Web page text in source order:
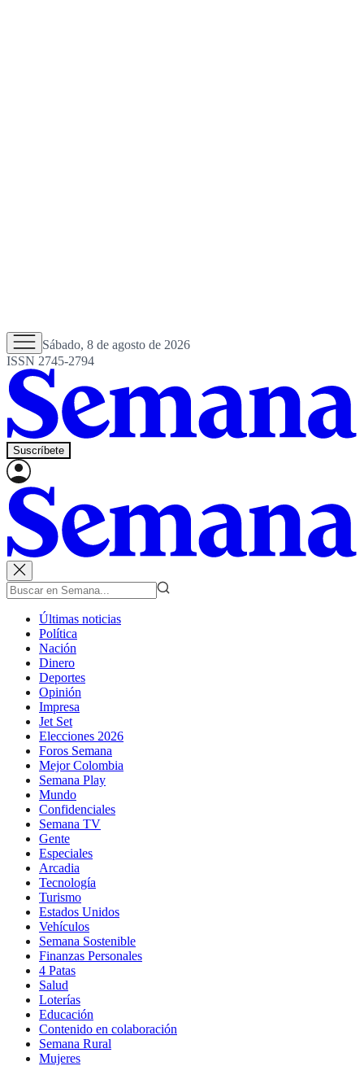
Sábado, 8 de agosto de 2026
ISSN 2745-2794
Suscríbete
Últimas noticias
Política
Nación
Dinero
Deportes
Opinión
Impresa
Jet Set
Elecciones 2026
Foros Semana
Mejor Colombia
Semana Play
Mundo
Confidenciales
Semana TV
Gente
Especiales
Arcadia
Tecnología
Turismo
Estados Unidos
Vehículos
Semana Sostenible
Finanzas Personales
4 Patas
Salud
Loterías
Educación
Contenido en colaboración
Semana Rural
Mujeres